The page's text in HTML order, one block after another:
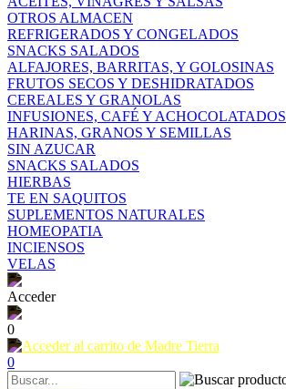
OTROS ALMACEN
REFRIGERADOS Y CONGELADOS
SNACKS SALADOS
ALFAJORES, BARRITAS, Y GOLOSINAS
FRUTOS SECOS Y DESHIDRATADOS
CEREALES Y GRANOLAS
INFUSIONES, CAFÉ Y ACHOCOLATADOS
HARINAS, GRANOS Y SEMILLAS
SIN AZUCAR
SNACKS SALADOS
HIERBAS
TE EN SAQUITOS
SUPLEMENTOS NATURALES
HOMEOPATIA
INCIENSOS
VELAS
Acceder
0
0